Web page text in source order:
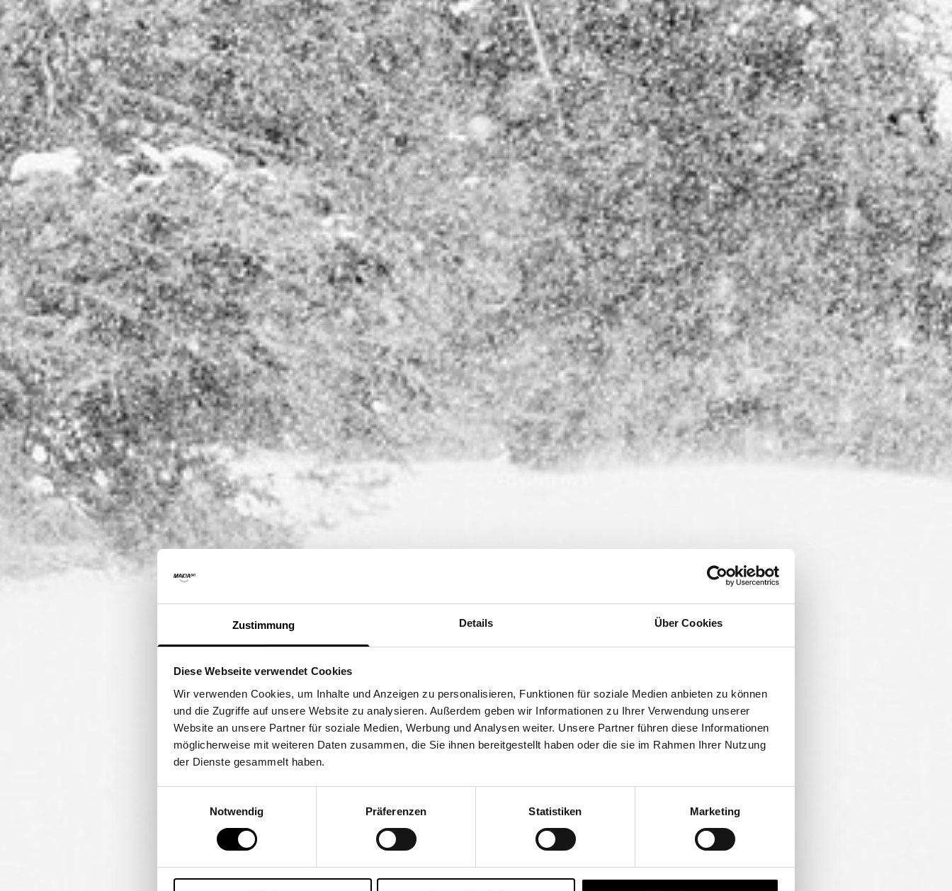
Zustimmung Details Über Cookies
Diese Webseite verwendet Cookies
Wir verwenden Cookies, um Inhalte und Anzeigen zu personalisieren, Funktionen für soziale Medien anbieten zu können
und die Zugriffe auf unsere Website zu analysieren. Außerdem geben wir Informationen zu Ihrer Verwendung unserer
Website an unsere Partner für soziale Medien, Werbung und Analysen weiter. Unsere Partner führen diese Informationen
möglicherweise mit weiteren Daten zusammen, die Sie ihnen bereitgestellt haben oder die sie im Rahmen Ihrer Nutzung
der Dienste gesammelt haben.
Notwendig
Präferenzen Statistiken Marketing
IMPRESSUM